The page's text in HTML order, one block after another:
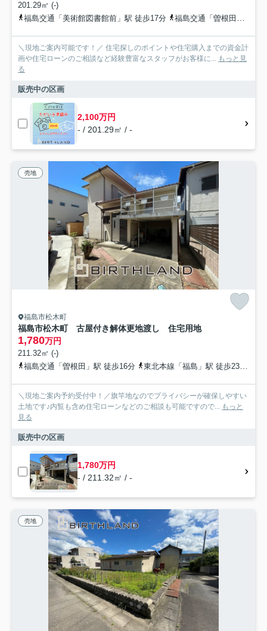
201.29㎡ (-)
福島交通「美術館図書館前」駅 徒歩17分
福島交通「曽根田」駅 徒歩20分
＼現地ご案内可能です！／ 住宅探しのポイントや住宅購入までの資金計
画や住宅ローンのご相談など経験豊富なスタッフがお客様に... もっと見
る
販売中の区画
2,100万円
- / 201.29㎡ / -
売地
福島市松木町
福島市松木町 古屋付き解体更地渡し 住宅用地
1,780万円
211.32㎡ (-)
福島交通「曽根田」駅 徒歩16分
東北本線「福島」駅 徒歩23分
＼現地ご案内予約受付中！／旗竿地なのでプライバシーが確保しやすい
土地です♪内覧も含め住宅ローンなどのご相談も可能ですので... もっと
見る
販売中の区画
1,780万円
- / 211.32㎡ / -
売地